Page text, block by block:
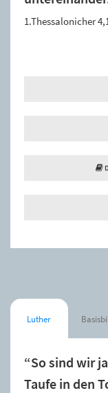
1.Thessalonicher
Luther
“So sind wir
Taufe in den